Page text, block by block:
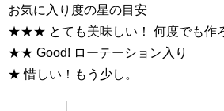
お気に入り度の星の目安
★★★ とても美味しい！ 何度でも作
★★ Good! ローテーション入り
★ 惜しい！もう少し。